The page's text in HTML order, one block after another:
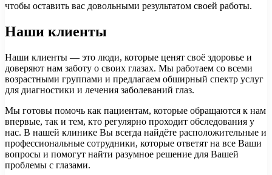
чтобы оставить вас довольными результатом своей работы.
Наши клиенты
Наши клиенты — это люди, которые ценят своё здоровье и
доверяют нам заботу о своих глазах. Мы работаем со всеми
возрастными группами и предлагаем обширный спектр услуг
для диагностики и лечения заболеваний глаз.
Мы готовы помочь как пациентам, которые обращаются к нам
впервые, так и тем, кто регулярно проходит обследования у
нас. В нашей клинике Вы всегда найдёте расположительные и
профессиональные сотрудники, которые ответят на все Ваши
вопросы и помогут найти разумное решение для Вашей
проблемы с глазами.